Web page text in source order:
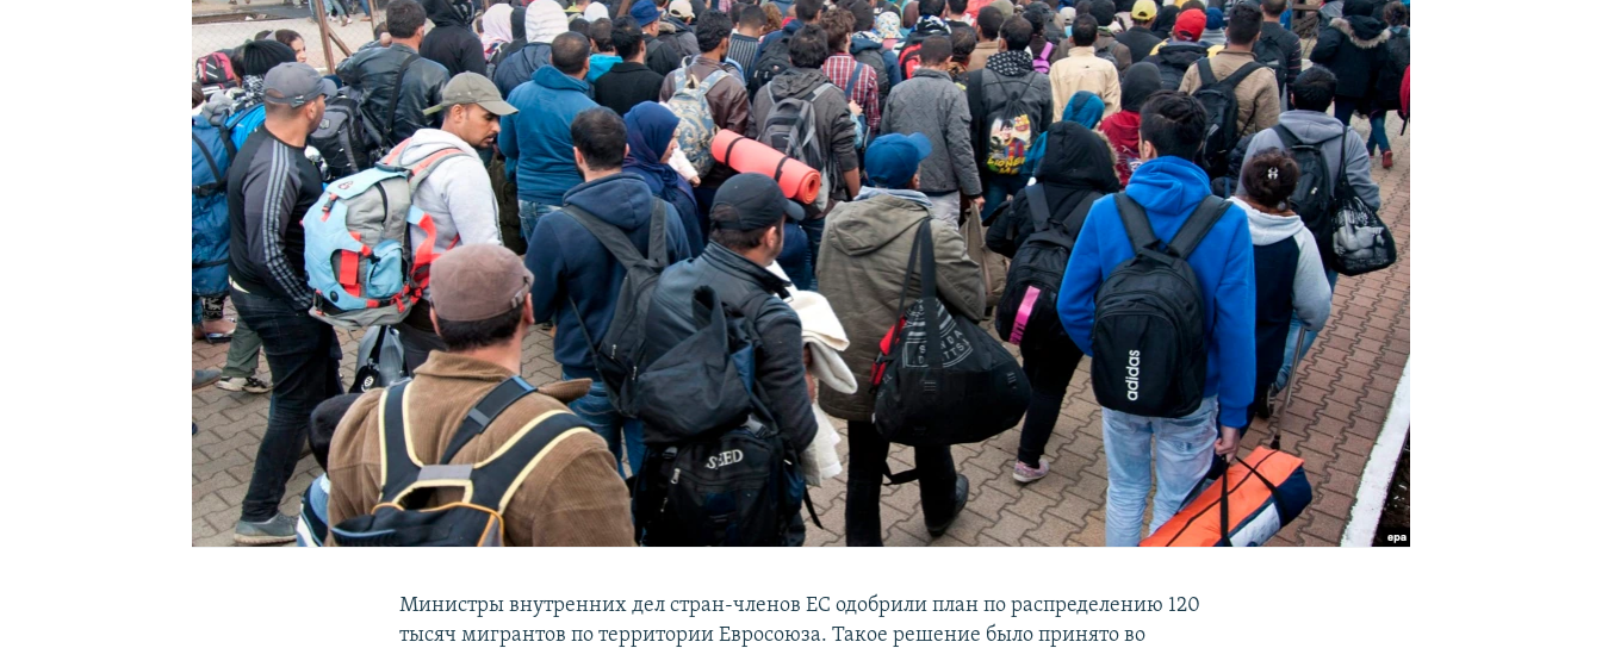
КРЫМ.НЕПОКОРЕННЫЙ
УКРАИНСКАЯ ПРОБЛЕМА КРЫМА
Министры внутренних дел стран-членов ЕС одобрили план по распределению 120
тысяч мигрантов по территории Евросоюза. Такое решение было принято во